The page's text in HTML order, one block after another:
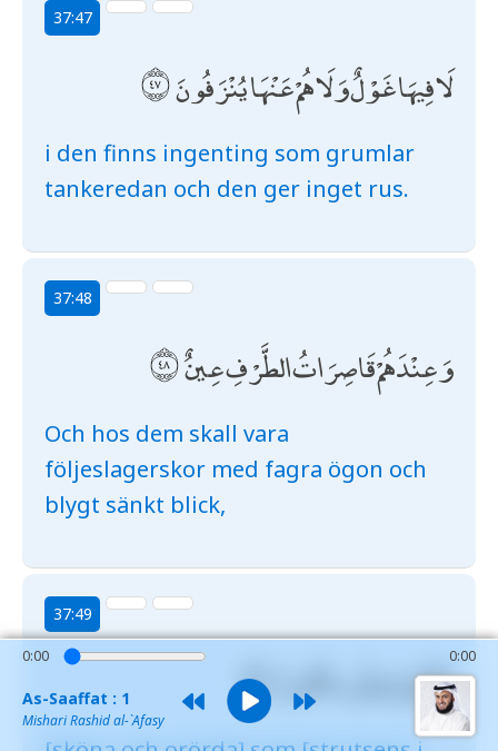
37:47
لَا فِيهَا غَوْلٌ وَلَا هُمْ عَنْهَا يُنْزَفُونَ
i den finns ingenting som grumlar
tankeredan och den ger inget rus.
37:48
وَعِنْدَهُمْ قَاصِرَاتُ الطَّرْفِ عِينٌ
Och hos dem skall vara
följeslagerskor med fagra ögon och
blygt sänkt blick,
37:49
كَأَنَّهُنَّ بَيْضٌ مَكْنُونٌ 0:00 0:00
As-Saaffat : 1
Mishari Rashid al-`Afasy